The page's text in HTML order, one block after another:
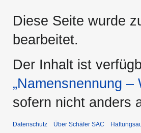
Diese Seite wurde
bearbeitet.
Der Inhalt ist
„Namensnennung
sofern nicht anders
Datenschutz Über Schäfer SAC